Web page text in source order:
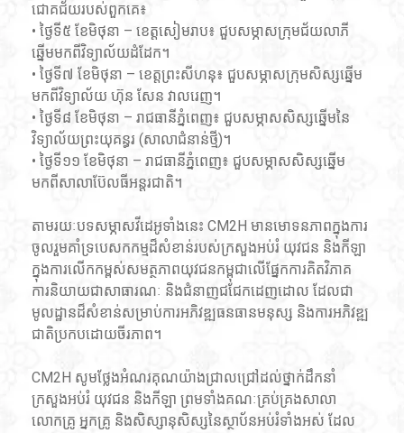
ជោគជ័យរបស់ពួកគេ៖
• ថ្ងៃទី៥ ខែមិថុនា – ខេត្តសៀមរាប៖ ជួបសម្ភាសក្រុមជ័យលាភី
ឆ្នើមមកពីវិទ្យាល័យដំដែក។
• ថ្ងៃទី៧ ខែមិថុនា – ខេត្តព្រះសីហនុ៖ ជួបសម្ភាសក្រុមសិស្សឆ្នើម
មកពីវិទ្យាល័យ ហ៊ុន សែន វាលរេញ។
• ថ្ងៃទី៨ ខែមិថុនា – រាជធានីភ្នំពេញ៖ ជួបសម្ភាសសិស្សឆ្នើមនៃ
វិទ្យាល័យព្រះយុគន្ធរ (សាលាជំនាន់ថ្មី)។
• ថ្ងៃទី១១ ខែមិថុនា – រាជធានីភ្នំពេញ៖ ជួបសម្ភាសសិស្សឆ្នើម
មកពីសាលាប៊ែលធីអន្តរជាតិ។
តាមរយៈបទសម្ភាសវីដេអូទាំងនេះ CM2H មានមោទនភាពក្នុងការ
ចូលរួមគាំទ្របេសកកម្មដ៏សំខាន់របស់ក្រសួងអប់រំ យុវជន និងកីឡា
ក្នុងការលើកកម្ពស់សមត្ថភាពយុវជនកម្ពុជាលើផ្នែកការគិតវិភាគ
ការនិយាយជាសាធារណៈ និងជំនាញជជែកដេញដោល ដែលជា
មូលដ្ឋានដ៏សំខាន់សម្រាប់ការអភិវឌ្ឍធនធានមនុស្ស និងការអភិវឌ្ឍ
ជាតិប្រកបដោយចីរភាព។
CM2H សូមថ្លែងអំណរគុណយ៉ាងជ្រាលជ្រៅដល់ថ្នាក់ដឹកនាំ
ក្រសួងអប់រំ យុវជន និងកីឡា ព្រមទាំងគណៈគ្រប់គ្រងសាលា
លោកគ្រូ អ្នកគ្រូ និងសិស្សានុសិស្សនៃស្ថាប័នអប់រំទាំងអស់ ដែល